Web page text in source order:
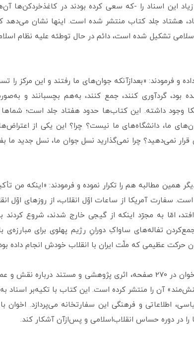
این اسناد را -که سعی کرده بودند در کاغذخردکن‌ها
هشتاد جلد کتاب منتشر شده است. اینها نشان
تشکیل شده است، دائم در حال توطئه علیه نظام
قرارداده و فرمودند: «بعدازآنکه جوان‌های ما رفتند و این مرکز
بود، گردآوری کنند، جمع کنند، به‌هم بچسبانند و
داشته. این کتاب‌ها حدود هفتاد جلد است؛ شماها
ما، دانشگاه‌های ما نیست؟ چرا؟ این یکی از
نمی‌دهید؟ چرا نمی‌گذارید نسل جوان ما، نسل جدید ما
1403 نیز در آستانه سالروز 13 آبان بار دیگر همین مطالبه هم را تکرار نموده و
است. سفارت آمریکا از ساعات اوّل انقلاب، از روزهای اوّل
امّا به مجرّد اینکه از گیجی خارج شدند، شروع کردند
تفاله‌های ساواکِ دورانِ رژیم پهلوی برای مبارزه‌ی
حرکت عظیمی که ملّت ایران با انقلاب خودش انجام داده
کتاب پشت دیوارهای سفارت نوشته‌ی دکتر محمدجواد اخوان در 270 صفحه، اثری
آن را منتشر کرده است. این کتاب با تکیه‌بر اسناد
اطلاعاتی و فرهنگی این سفارتخانه می‌پردازد. اخوان
را در دوره حساس انقلاب‌اسلامی و پس‌ازآن آشکار کند.